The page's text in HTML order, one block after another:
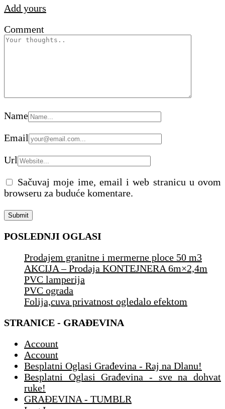
Add yours
Comment
Name
Email
Url
Sačuvaj moje ime, email i web stranicu u ovom
browseru za buduće komentare.
POSLEDNJI OGLASI
Prodajem granitne i mermerne ploce 50 m3
AKCIJA – Prodaja KONTEJNERA 6m×2,4m
PVC lamperija
PVC ograda
Folija,cuva privatnost ogledalo efektom
STRANICE - GRAĐEVINA
Account
Account
Besplatni Oglasi Građevina - Raj na Dlanu!
Besplatni Oglasi Građevina - sve na dohvat
ruke!
GRAĐEVINA - TUMBLR